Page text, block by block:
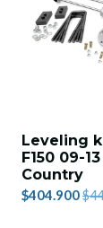
Leveling
F150 09-
Country
$404.900